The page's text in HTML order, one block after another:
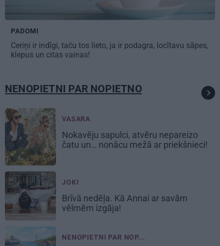
PADOMI
Ceriņi ir indīgi, taču tos lieto, ja ir podagra, locītavu sāpes,
klepus un citas vainas!
NENOPIETNI PAR NOPIETNO
VASARA
Nokavēju sapulci, atvēru nepareizo
čatu un… nonācu mežā ar priekšnieci!
JOKI
Brīvā nedēļa. Kā Annai ar savām
vēlmēm izgāja!
NENOPIETNI PAR NOP...